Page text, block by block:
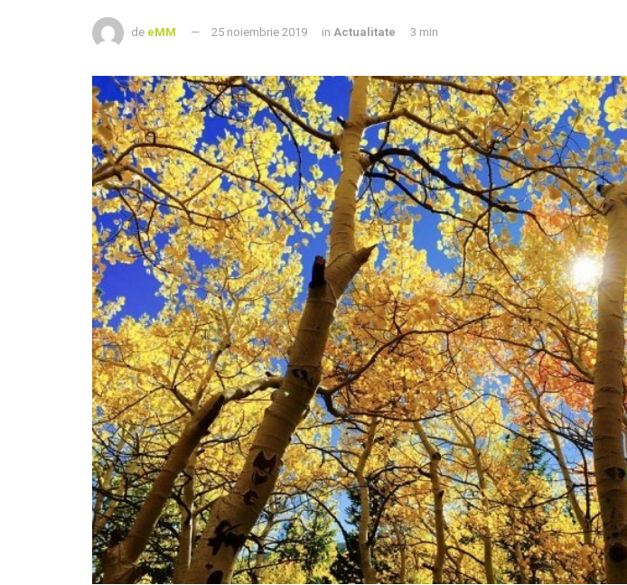
de eMM 25 noiembrie 2019 in Actualitate 3 min